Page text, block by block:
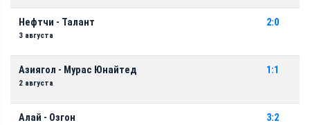
Нефтчи - Талант
3 августа
2:0
Азиягол - Мурас Юнайтед
2 августа
1:1
Алай - Озгон 3:2